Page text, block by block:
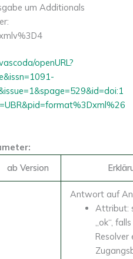
um Additionals
openURL?
ab Version
Antwort auf
Attribut:
„ok“,
Resolver